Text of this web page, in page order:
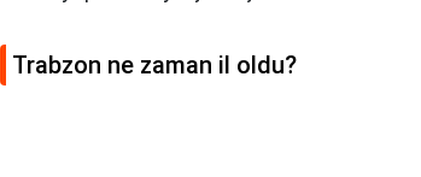
Trabzon ne zaman il oldu?